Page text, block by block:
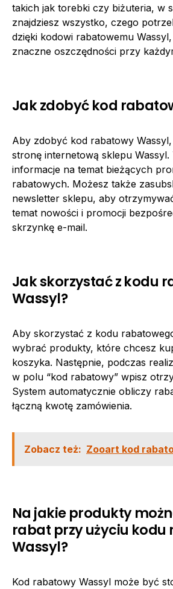
takich jak torebki czy biżuteria, w
znajdziesz wszystko, czego
dzięki kodowi rabatowemu
znaczne oszczędności przy
Jak zdobyć kod
Aby zdobyć kod rabatowy
stronę internetową sklepu Wassyl.
informacje na temat bieżących
rabatowych. Możesz także
newsletter sklepu, aby
temat nowości i promocji
skrzynkę e-mail.
Jak skorzystać z kodu
Wassyl?
Aby skorzystać z kodu
wybrać produkty, które chcesz
koszyka. Następnie, podczas
w polu “kod rabatowy” wpisz
System automatycznie obliczy
łączną kwotę zamówienia.
Zobacz też: Zooart kod
Na jakie produkty
rabat przy użyciu
Wassyl?
Kod rabatowy Wassyl może być